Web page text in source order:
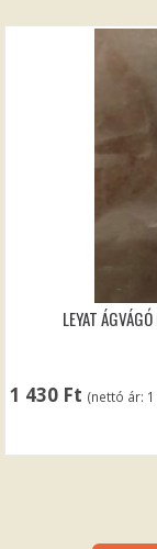
LEYAT
1 430 Ft (nettó ár: